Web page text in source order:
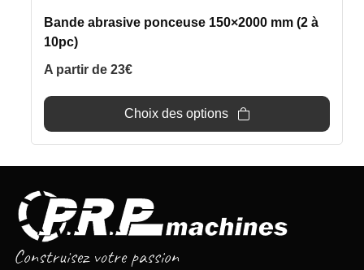
Bande abrasive ponceuse 150×2000 mm (2 à
10pc)
A partir de 23€
Choix des options